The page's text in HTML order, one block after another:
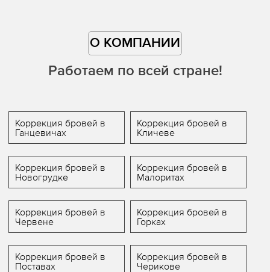
О КОМПАНИИ
Работаем по всей стране!
Коррекция бровей в
Ганцевичах
Коррекция бровей в
Кличеве
Коррекция бровей в
Новогрудке
Коррекция бровей в
Малоритах
Коррекция бровей в
Червене
Коррекция бровей в
Горках
Коррекция бровей в
Поставах
Коррекция бровей в
Черикове